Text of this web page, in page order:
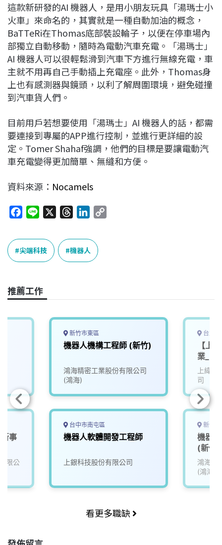
這款新研發的AI 機器人，是用小朋友玩具「湯瑪士小
火車」來命名的，其實就是一種自動加油的概念，
BaTTeRi在Thomas底部裝設輪子，以便在停車場內
部獨立自動移動，隨時為電動汽車充電。「湯瑪士」
AI 機器人可以很輕鬆滑到汽車下方進行無線充電，車
主就不用再自己手動插上充電座。此外，Thomas身
上也有感測器與鏡頭，以利了解周圍環境，避免碰撞
到汽車貨人們。
目前用戶若想要使用「湯瑪士」AI 機器人的話，都需
要連接到專屬的APP進行控制，並進行更詳細的設
定。Tomer Shahaf強調，他們的目標是要讓電動汽
車充電變得更加簡單、無縫和方便。
資料來源： Nocamels
c
e
b
o
k
n
e
r
e
a
n
k
e
n
k
尖端科技 機器人
推薦工作
事
限公
新竹市東區
機器人機構工程師 (新竹)
鴻海精密工業股份有限公司
(鴻海)
台中市南屯區
機器人軟體開發工程師
上銀科技股份有限公司
台北
【上
業
上緯
司
新竹
機器
(新竹)
鴻海精
(鴻海)
看更多職缺